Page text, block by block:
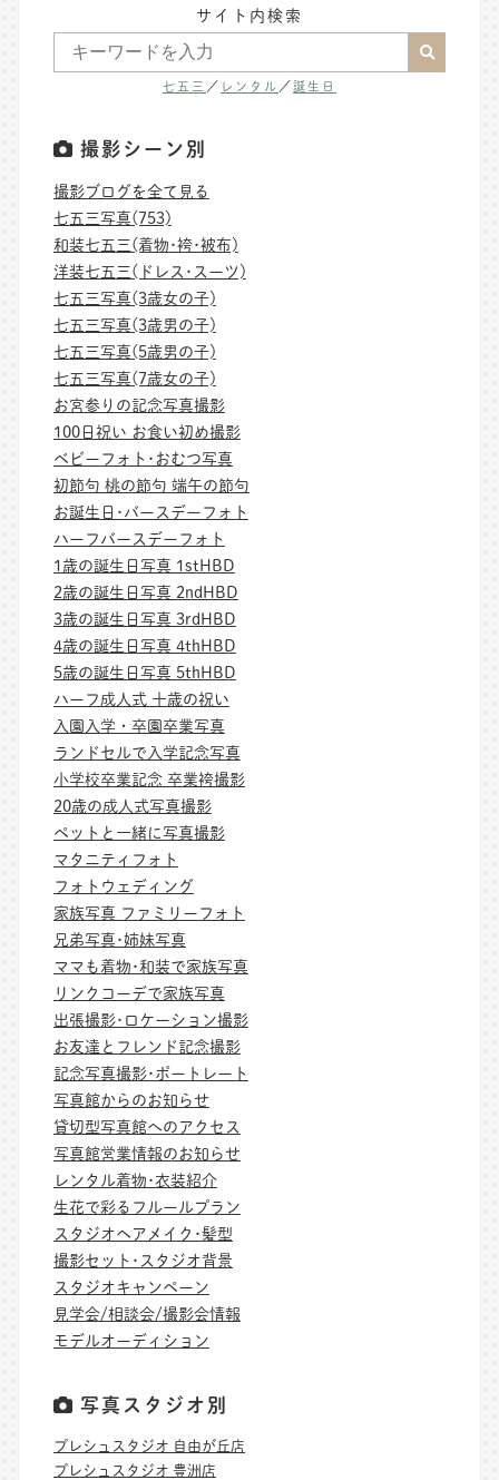
サイト内検索
七五三 ／ レンタル ／誕生日
撮影シーン別
撮影ブログを全て見る
七五三写真(753)
和装七五三(着物･袴･被布)
洋装七五三(ドレス･スーツ)
七五三写真(3歳女の子)
七五三写真(3歳男の子)
七五三写真(5歳男の子)
七五三写真(7歳女の子)
お宮参りの記念写真撮影
100日祝い お食い初め撮影
ベビーフォト･おむつ写真
初節句 桃の節句 端午の節句
お誕生日･バースデーフォト
ハーフバースデーフォト
1歳の誕生日写真 1stHBD
2歳の誕生日写真 2ndHBD
3歳の誕生日写真 3rdHBD
4歳の誕生日写真 4thHBD
5歳の誕生日写真 5thHBD
ハーフ成人式 十歳の祝い
入園入学・卒園卒業写真
ランドセルで入学記念写真
小学校卒業記念 卒業袴撮影
20歳の成人式写真撮影
ペットと一緒に写真撮影
マタニティフォト
フォトウェディング
家族写真 ファミリーフォト
兄弟写真･姉妹写真
ママも着物･和装で家族写真
リンクコーデで家族写真
出張撮影･ロケーション撮影
お友達とフレンド記念撮影
記念写真撮影･ポートレート
写真館からのお知らせ
貸切型写真館へのアクセス
写真館営業情報のお知らせ
レンタル着物･衣装紹介
生花で彩るフルールプラン
スタジオヘアメイク･髪型
撮影セット･スタジオ背景
スタジオキャンペーン
見学会/相談会/撮影会情報
モデルオーディション
写真スタジオ別
プレシュスタジオ 自由が丘店
プレシュスタジオ 豊洲店